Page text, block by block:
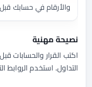
والأرقام في حسابك قبل
نصيحة مهنية
اكتب القرار والحسابات
التداول. استخدم الروابط